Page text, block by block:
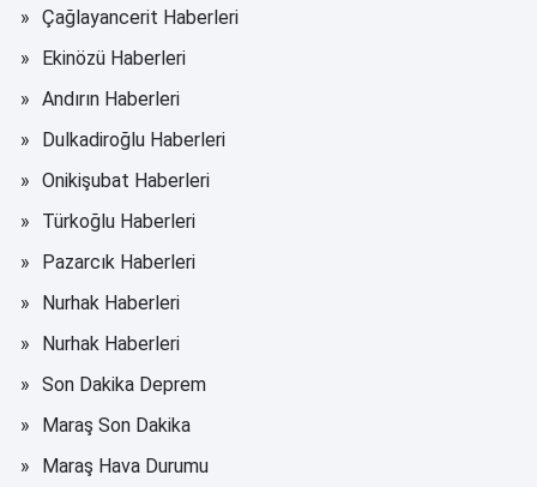
Çağlayancerit Haberleri
Ekinözü Haberleri
Andırın Haberleri
Dulkadiroğlu Haberleri
Onikişubat Haberleri
Türkoğlu Haberleri
Pazarcık Haberleri
Nurhak Haberleri
Nurhak Haberleri
Son Dakika Deprem
Maraş Son Dakika
Maraş Hava Durumu